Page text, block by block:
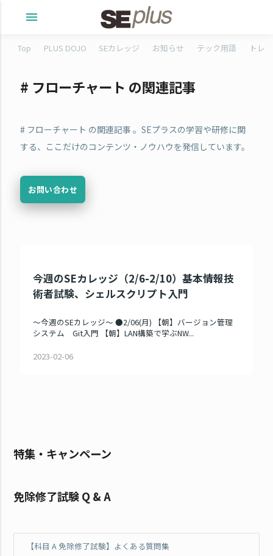
menu
Top PLUS DOJO SEカレッジ お知らせ テック用語 トレ
# フローチャート の関連記事
# フローチャート の関連記事 。SEプラスの学習や研修に関
する、ここだけのコンテンツ・ノウハウを発信しています。
お問い合わせ
今週のSEカレッジ（2/6-2/10）基本情報技
術者試験、シェルスクリプト入門
～今週のSEカレッジ～ ●2/06(月) 【朝】バージョン管理
システム Git入門 【朝】LAN構築で学ぶNW...
2023-02-06
特集・キャンペーン
免除修了試験 Q & A
【科目 A 免除修了試験】よくある質問集